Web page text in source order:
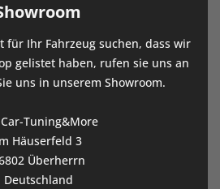
für Ihr Fahrzeug suchen, dass wir
gelistet haben, rufen sie uns an
uns in unserem Showroom.
Tuning&More
Häuserfeld 3
Überherrn
Deutschland